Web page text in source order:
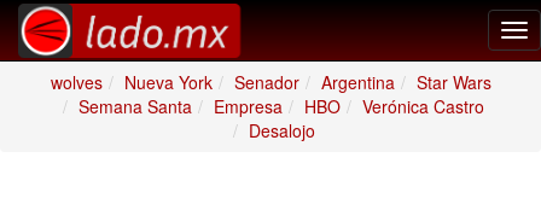
wolves
Nueva York Senador Argentina
Star Wars
Semana Santa
Empresa HBO
Verónica Castro
Desalojo